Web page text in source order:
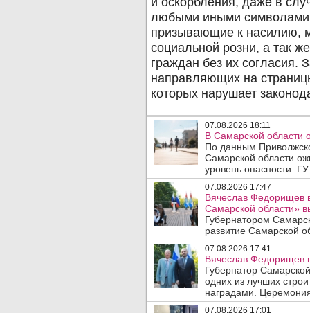
07.08.2026 18:11
В Самарской области
По данным
Самарской области
уровень опасности.
07.08.2026 17:47
Вячеслав Федорищев
Самарской области»
Губернатором
развитие Самарской
07.08.2026 17:41
Вячеслав Федорищев
Губернатор
одних из лучших
наградами.
07.08.2026 17:01